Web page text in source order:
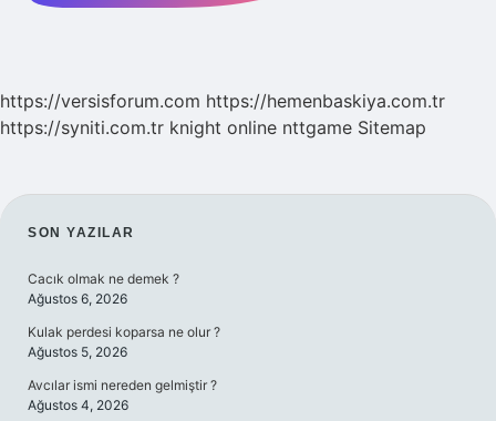
https://versisforum.com https://hemenbaskiya.com.tr
https://syniti.com.tr knight online nttgame Sitemap
SIDEBAR
SON YAZILAR
Cacık olmak ne demek ?
Ağustos 6, 2026
Kulak perdesi koparsa ne olur ?
Ağustos 5, 2026
Avcılar ismi nereden gelmiştir ?
Ağustos 4, 2026